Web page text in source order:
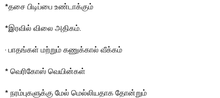
*தசை பிடிப்பை உண்டாக்கும்
*இரவில் விலை அதிகம்.
· பாதங்கள் மற்றும் கணுக்கால் வீக்கம்
* வெரிகோஸ் வெயின்கள்
* நரம்புகளுக்கு மேல் மெல்லியதாக தோன்றும்